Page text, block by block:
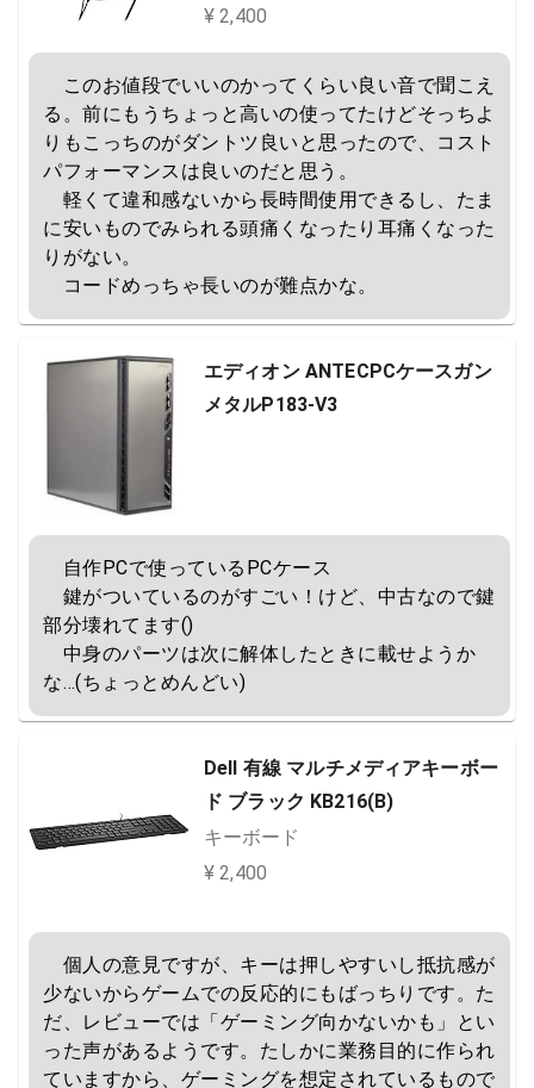
持しているのでいくつか載せるつもりです）
¥ 2,400
このお値段でいいのかってくらい良い音で聞こえ
る。前にもうちょっと高いの使ってたけどそっちよ
りもこっちのがダントツ良いと思ったので、コスト
パフォーマンスは良いのだと思う。
軽くて違和感ないから長時間使用できるし、たま
に安いものでみられる頭痛くなったり耳痛くなった
りがない。
コードめっちゃ長いのが難点かな。
エディオン ANTECPCケースガン
メタルP183-V3
自作PCで使っているPCケース
鍵がついているのがすごい！けど、中古なので鍵
部分壊れてます()
中身のパーツは次に解体したときに載せようか
な…(ちょっとめんどい)
Dell 有線 マルチメディアキーボー
ド ブラック KB216(B)
キーボード
¥ 2,400
個人の意見ですが、キーは押しやすいし抵抗感が
少ないからゲームでの反応的にもばっちりです。た
だ、レビューでは「ゲーミング向かないかも」とい
った声があるようです。たしかに業務目的に作られ
ていますから、ゲーミングを想定されているもので